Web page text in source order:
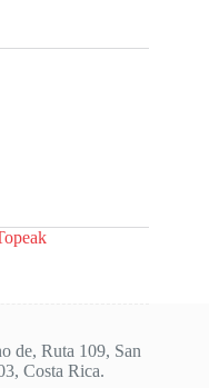
de, Ruta 109, San
Costa Rica.